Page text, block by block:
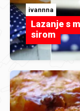
ivannna
Lazanje s
sirom